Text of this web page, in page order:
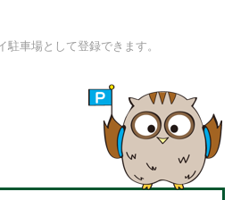
駐車場として登録できます。